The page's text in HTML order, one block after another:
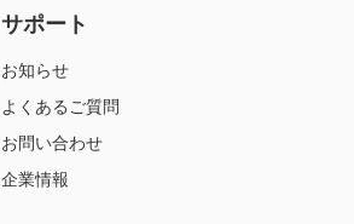
サポート
お知らせ
よくあるご質問
お問い合わせ
企業情報